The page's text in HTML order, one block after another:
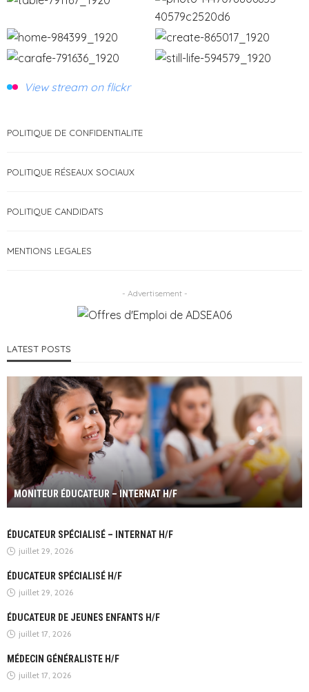
View stream on flickr
POLITIQUE DE CONFIDENTIALITE
POLITIQUE RÉSEAUX SOCIAUX
POLITIQUE CANDIDATS
MENTIONS LEGALES
- Advertisement -
LATEST POSTS
MONITEUR ÉDUCATEUR – INTERNAT H/F
ÉDUCATEUR SPÉCIALISÉ – INTERNAT H/F
juillet 29, 2026
ÉDUCATEUR SPÉCIALISÉ H/F
juillet 29, 2026
ÉDUCATEUR DE JEUNES ENFANTS H/F
juillet 17, 2026
MÉDECIN GÉNÉRALISTE H/F
juillet 17, 2026